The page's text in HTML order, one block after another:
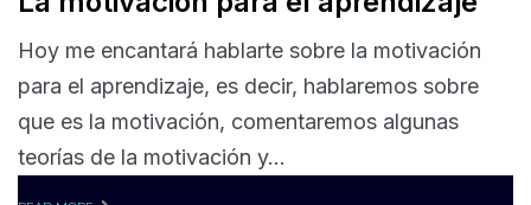
Hoy me encantará hablarte sobre la motivación
para el aprendizaje, es decir, hablaremos sobre
que es la motivación, comentaremos algunas
teorías de la motivación y...